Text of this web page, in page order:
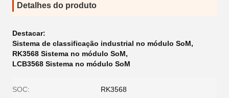
Detalhes do produto
Destacar:
Sistema de classificação industrial no módulo SoM,
RK3568 Sistema no módulo SoM,
LCB3568 Sistema no módulo SoM
SOC: RK3568